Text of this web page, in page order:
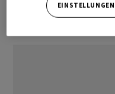
Gewinner sechsEINSTELLUNGEN